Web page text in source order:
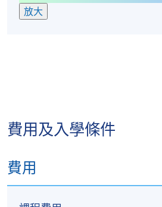
接進入法律行政人員高等文憑（
員包括來自本港3間提供PCLL課程
法院、大律師公會和香港律師會的
放大
費用及入學條件
費用